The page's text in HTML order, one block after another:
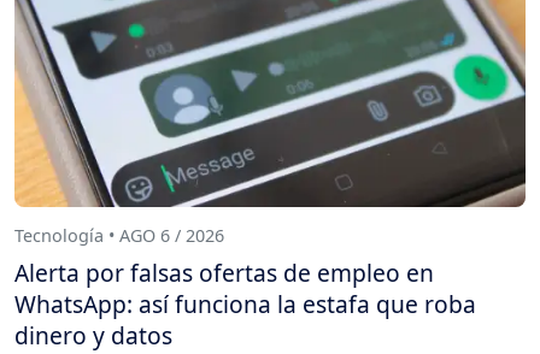
Tecnología • AGO 6 / 2026
Alerta por falsas ofertas de empleo en
WhatsApp: así funciona la estafa que roba
dinero y datos